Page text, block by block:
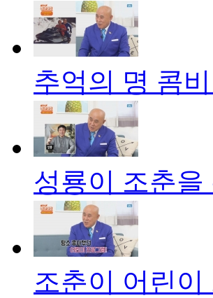
추억의 명 콤
성룡이 조춘을
조춘이 어린